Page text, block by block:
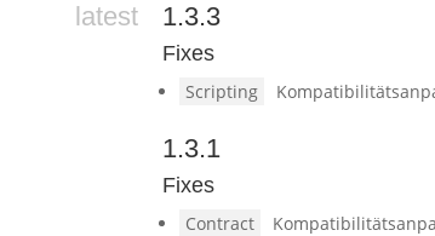
latest 1.3.3
Fixes
Scripting
1.3.1
Fixes
Contract